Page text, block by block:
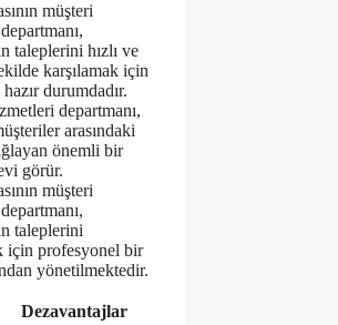
müşteri
taleplerini hızlı ve
karşılamak için
durumdadır.
departmanı,
arasındaki
önemli bir
görür.
müşteri
taleplerini
için profesyonel bir
yönetilmektedir.
Dezavantajlar